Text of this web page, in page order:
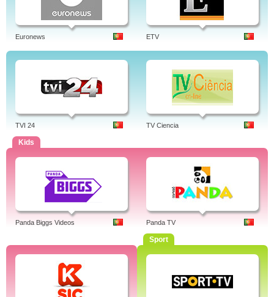
Euronews ETV
TVI 24 TV Ciencia
Kids
Panda Biggs Videos Panda TV
Sport